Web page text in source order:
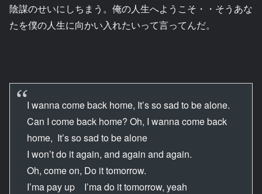
陰謀のせいにしちまう。俺の人生へようこそ・・そうあな
たを僕の人生に向かい入れたいって言ってんだ。
I wanna come back home, It’s so sad to be alone.
Can I come back home? Oh, I wanna come back
home, It’s so sad to be alone
I won’t do it again, and again and again.
Oh, come on, Do it tomorrow.
I’ma pay up I’ma do it tomorrow, yeah